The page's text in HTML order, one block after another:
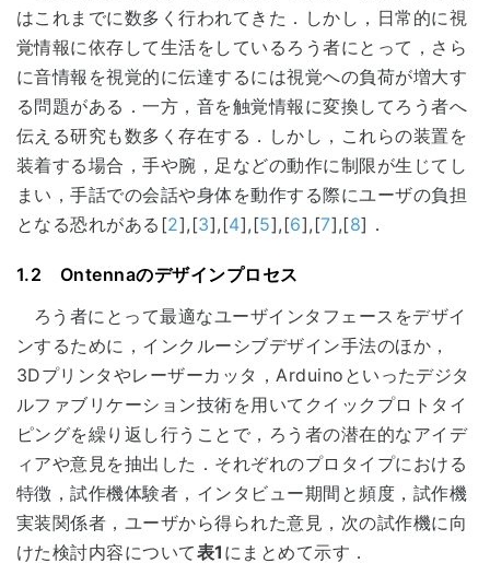
はこれまでに数多く行われてきた．しかし，日常的に視
覚情報に依存して生活をしているろう者にとって，さら
に音情報を視覚的に伝達するには視覚への負荷が増大す
る問題がある．一方，音を触覚情報に変換してろう者へ
伝える研究も数多く存在する．しかし，これらの装置を
装着する場合，手や腕，足などの動作に制限が生じてし
まい，手話での会話や身体を動作する際にユーザの負担
となる恐れがある[2],[3],[4],[5],[6],[7],[8]．
1.2 Ontennaのデザインプロセス
ろう者にとって最適なユーザインタフェースをデザイ
ンするために，インクルーシブデザイン手法のほか，
3Dプリンタやレーザーカッタ，Arduinoといったデジタ
ルファブリケーション技術を用いてクイックプロトタイ
ピングを繰り返し行うことで，ろう者の潜在的なアイデ
ィアや意見を抽出した．それぞれのプロタイプにおける
特徴，試作機体験者，インタビュー期間と頻度，試作機
実装関係者，ユーザから得られた意見，次の試作機に向
けた検討内容について表1 にまとめて示す．